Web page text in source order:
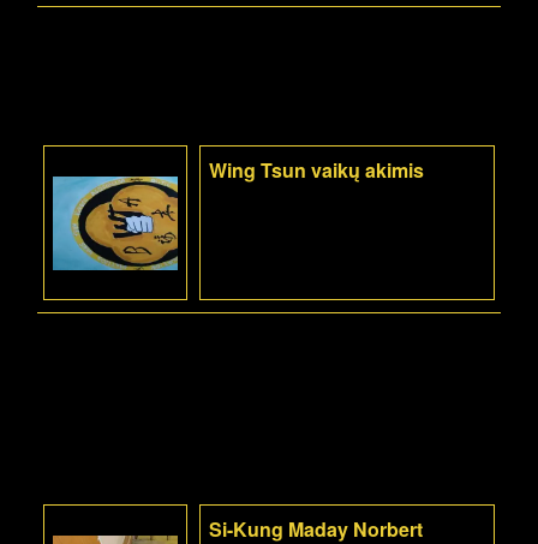
Wing Tsun vaikų akimis
Si-Kung Maday Norbert